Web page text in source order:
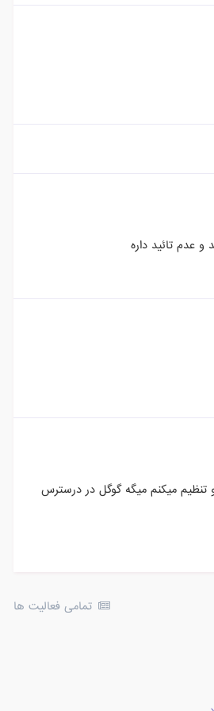
عدم تائید داره
میکنم میگه گوگل در درسترس
تمامی فعالیت ها